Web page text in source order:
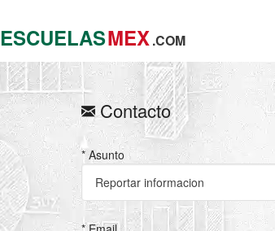
ESCUELASMEX.COM
Contacto
* Asunto